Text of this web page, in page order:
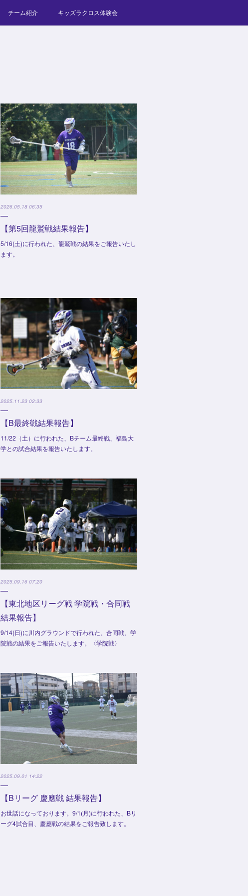
チーム紹介 キッズラクロス体験会
2026.05.18 06:35
【第5回龍鷲戦結果報告】
5/16(土)に行われた、龍鷲戦の結果をご報告いたし
ます。
2025.11.23 02:33
【B最終戦結果報告】
11/22（土）に行われた、Bチーム最終戦、福島大
学との試合結果を報告いたします。
2025.09.16 07:20
【東北地区リーグ戦 学院戦・合同戦
結果報告】
9/14(日)に川内グラウンドで行われた、合同戦、学
院戦の結果をご報告いたします。〈学院戦〉
2025.09.01 14:22
【Bリーグ 慶應戦 結果報告】
お世話になっております。9/1(月)に行われた、Bリ
ーグ4試合目、慶應戦の結果をご報告致します。